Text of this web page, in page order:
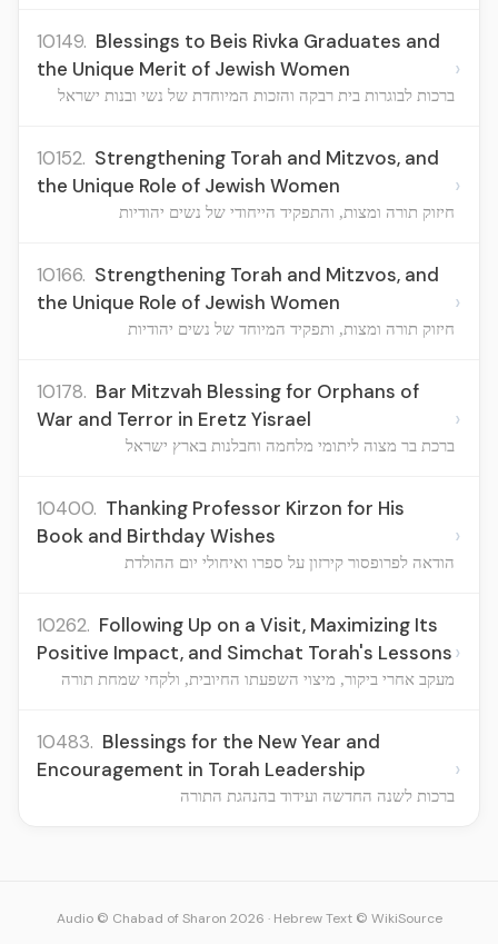
10149. Blessings to Beis Rivka Graduates and
the Unique Merit of Jewish Women
ברכות לבוגרות בית רבקה והזכות המיוחדת של נשי ובנות ישראל
›
10152. Strengthening Torah and Mitzvos, and
the Unique Role of Jewish Women
חיזוק תורה ומצות, והתפקיד הייחודי של נשים יהודיות
›
10166. Strengthening Torah and Mitzvos, and
the Unique Role of Jewish Women
חיזוק תורה ומצות, ותפקיד המיוחד של נשים יהודיות
›
10178. Bar Mitzvah Blessing for Orphans of
War and Terror in Eretz Yisrael
ברכת בר מצוה ליתומי מלחמה וחבלנות בארץ ישראל
›
10400. Thanking Professor Kirzon for His
Book and Birthday Wishes
הודאה לפרופסור קירזון על ספרו ואיחולי יום ההולדת
›
10262. Following Up on a Visit, Maximizing Its
Positive Impact, and Simchat Torah's Lessons
מעקב אחרי ביקור, מיצוי השפעתו החיובית, ולקחי שמחת תורה
›
10483. Blessings for the New Year and
Encouragement in Torah Leadership
ברכות לשנה החדשה ועידוד בהנהגת התורה
›
Audio © Chabad of Sharon 2026 · Hebrew Text © WikiSource